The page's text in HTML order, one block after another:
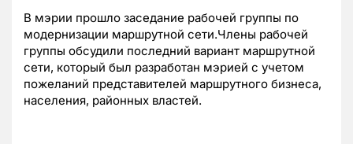
В мэрии прошло заседание рабочей группы по
модернизации маршрутной сети.Члены рабочей
группы обсудили последний вариант маршрутной
сети, который был разработан мэрией с учетом
пожеланий представителей маршрутного бизнеса,
населения, районных властей.